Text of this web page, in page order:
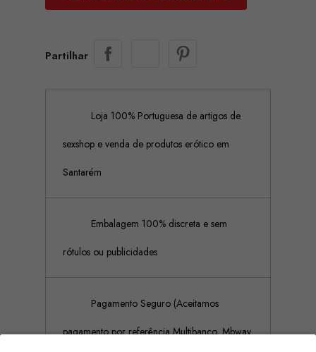
Partilhar
Loja 100% Portuguesa de artigos de
sexshop e venda de produtos erótico em
Santarém
Embalagem 100% discreta e sem
rótulos ou publicidades
Pagamento Seguro (Aceitamos
pagamento por referência Multibanco, Mbway